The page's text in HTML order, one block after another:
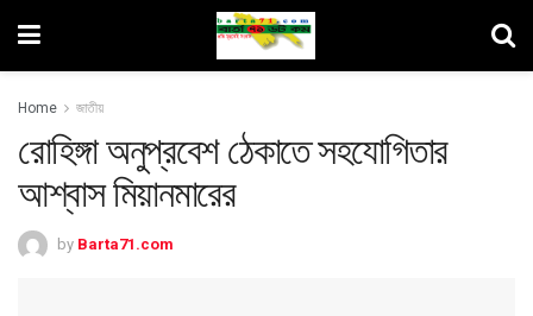
Home জাতীয়
রোহিঙ্গা অনুপ্রবেশ ঠেকাতে সহযোগিতার
আশ্বাস মিয়ানমারের
by Barta71.com